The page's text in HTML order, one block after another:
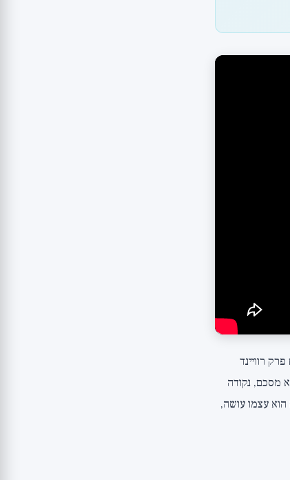
רוויינד
מסכם, נקודה
עצמו עושה,